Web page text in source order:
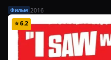
Фильм 2016
⭐6.2